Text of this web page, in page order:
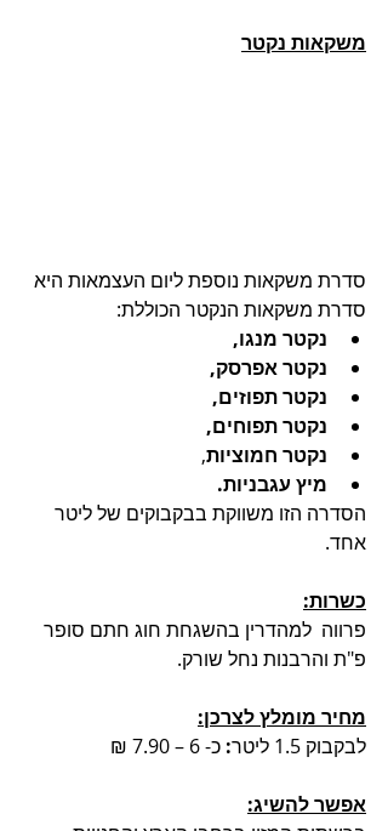
משקאות נקטר
סדרת משקאות נוספת ליום העצמאות היא
סדרת משקאות הנקטר הכוללת:
נקטר מנגו,
נקטר אפרסק,
נקטר תפוזים,
נקטר תפוחים,
נקטר חמוציות,
מיץ עגבניות.
הסדרה הזו משווקת בבקבוקים של ליטר
אחד.
כשרות:
פרווה  למהדרין בהשגחת חוג חתם סופר
פ"ת והרבנות נחל שורק.
מחיר מומלץ לצרכן:
לבקבוק 1.5 ליטר
: כ- 6 – 7.90 ₪
אפשר להשיג: